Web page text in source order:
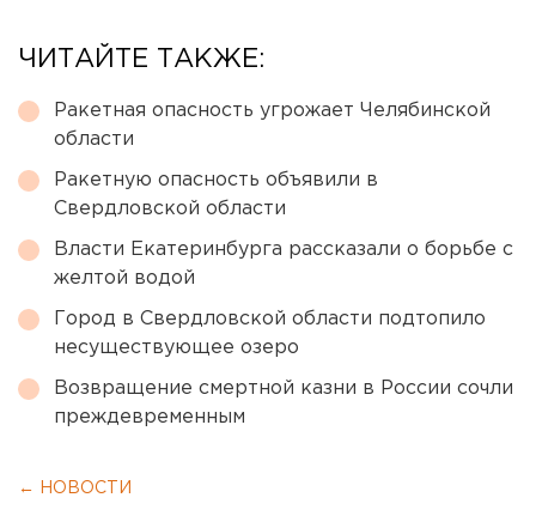
ЧИТАЙТЕ ТАКЖЕ:
Ракетная опасность угрожает Челябинской
области
Ракетную опасность объявили в
Свердловской области
Власти Екатеринбурга рассказали о борьбе с
желтой водой
Город в Свердловской области подтопило
несуществующее озеро
Возвращение смертной казни в России сочли
преждевременным
← НОВОСТИ